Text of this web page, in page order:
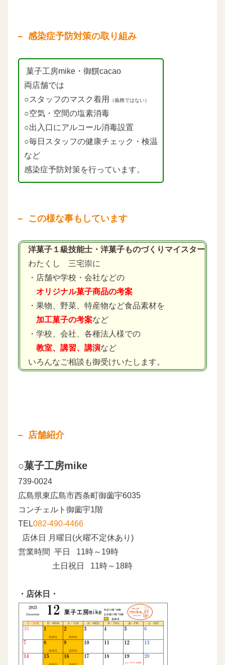
感染症予防対策の取り組み
菓子工房mike・御饌cacao
両店舗では
○スタッフのマスク着用
（義務ではない）
○空気・空間の塩素消毒
○出入口にアルコール消毒設置
○毎日スタッフの健康チェック・検温
など
感染症予防対策を行っています。
この様な事もしています
洋菓子１級技能士・洋菓子ものづくりマイスター
わたくし 三宅崇に
・店舗や学校・会社などの
オリジナル菓子商品の考案
・果物、野菜、特産物など食品素材を
加工菓子の考案など
・学校、会社、各種法人様での
教室、講習、講演など
いろんなご相談も御受けいたします。
店舗紹介
○菓子工房mike
739-0024
広島県東広島市西条町御薗宇6035
コンチェルト御薗宇1階
TEL082-490-4466
店休日 月曜日(火曜不定休あり)
営業時間 平日 11時～19時
土日祝日 11時～18時
・店休日・